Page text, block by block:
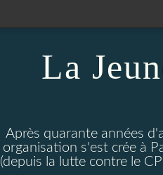
La
Après quarante années
organisation s'est crée à
(depuis la lutte contre le